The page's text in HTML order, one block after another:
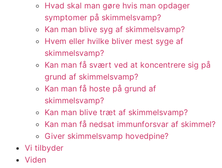
Hvad skal man gøre hvis man opdager
symptomer på skimmelsvamp?
Kan man blive syg af skimmelsvamp?
Hvem eller hvilke bliver mest syge af
skimmelsvamp?
Kan man få svært ved at koncentrere sig på
grund af skimmelsvamp?
Kan man få hoste på grund af
skimmelsvamp?
Kan man blive træt af skimmelsvamp?
Kan man få nedsat immunforsvar af skimmel?
Giver skimmelsvamp hovedpine?
Vi tilbyder
Viden